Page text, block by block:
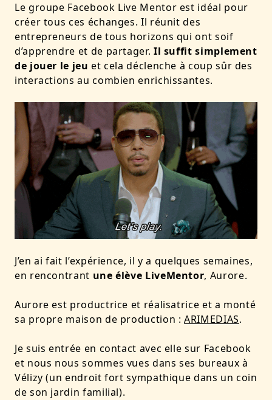
Le groupe Facebook Live Mentor est idéal pour
créer tous ces échanges. Il réunit des
entrepreneurs de tous horizons qui ont soif
d’apprendre et de partager. Il suffit simplement
de jouer le jeu et cela déclenche à coup sûr des
interactions au combien enrichissantes.
J’en ai fait l’expérience, il y a quelques semaines,
en rencontrant une élève LiveMentor, Aurore.
Aurore est productrice et réalisatrice et a monté
sa propre maison de production :ARIMEDIAS.
Je suis entrée en contact avec elle sur Facebook
et nous nous sommes vues dans ses bureaux à
Vélizy (un endroit fort sympathique dans un coin
de son jardin familial).